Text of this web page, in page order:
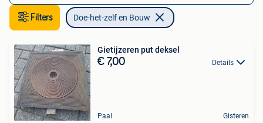
Filters Doe-het-zelf en Bouw
Gietijzeren put deksel
€ 7,00 Details
Paal Gisteren